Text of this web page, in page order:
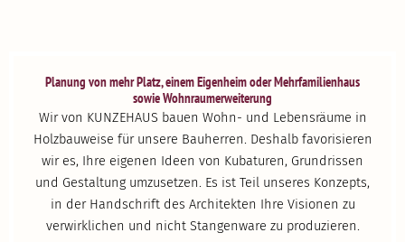
Planung von mehr Platz, einem Eigenheim oder Mehrfa­mi­li­enhaus
sowie Wohnraum­er­wei­terung
Wir von KUNZEHAUS bauen Wohn- und Lebens­räume in
Holzbau­weise für unsere Bauherren. Deshalb favori­sieren
wir es, Ihre eigenen Ideen von Kubaturen, Grund­rissen
und Gestaltung umzusetzen. Es ist Teil unseres Konzepts,
in der Handschrift des Archi­tekten Ihre Visionen zu
verwirk­lichen und nicht Stangenware zu produ­zieren.